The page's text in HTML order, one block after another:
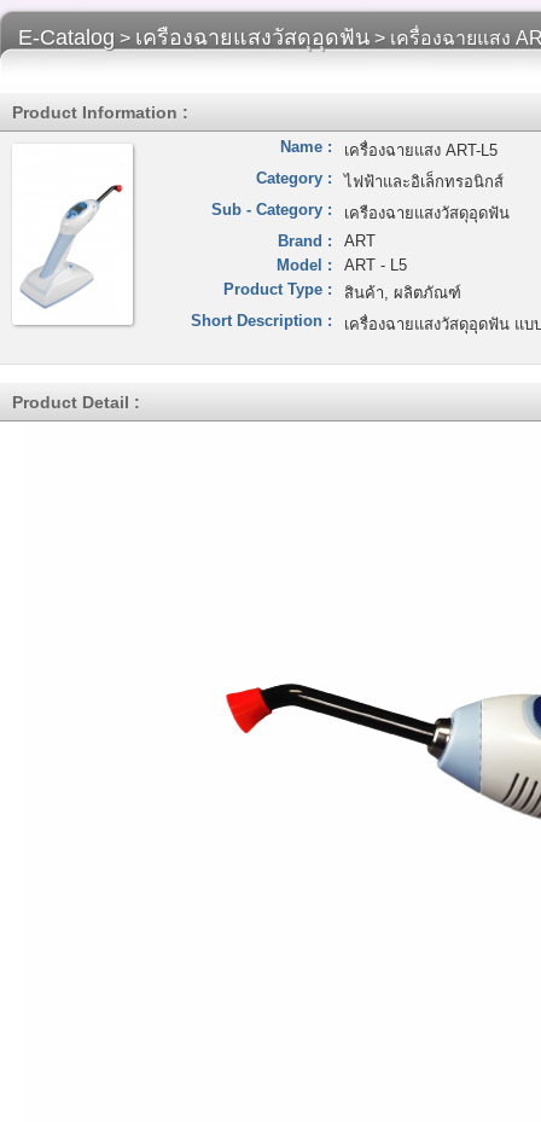
E-Catalog > เครืองฉายแสงวัสดุอุดฟัน > เครื่องฉายแสง
Product Information :
Name :
เครื่องฉายแสง ART-L5
Category :
ไฟฟ้าและอิเล็กทรอนิกส์
Sub - Category :
เครืองฉายแสงวัสดุอุดฟัน
Brand :
ART
Model :
ART - L5
Product Type :
สินค้า, ผลิตภัณฑ์
Short Description :
เครื่องฉายแสงวัสดุอุดฟัน แบ
Product Detail :